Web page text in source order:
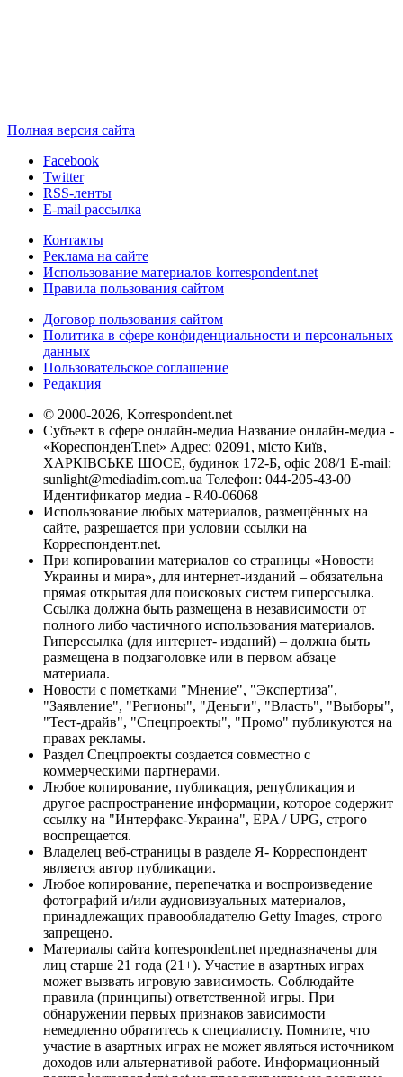
Полная версия сайта
Facebook
Twitter
RSS-ленты
E-mail рассылка
Контакты
Реклама на сайте
Использование материалов korrespondent.net
Правила пользования сайтом
Договор пользования сайтом
Политика в сфере конфиденциальности и персональных
данных
Пользовательское соглашение
Редакция
© 2000-2026, Korrespondent.net
Субъект в сфере онлайн-медиа Название онлайн-медиа -
«КореспонденТ.net» Адрес: 02091, місто Київ,
ХАРКІВСЬКЕ ШОСЕ, будинок 172-Б, офіс 208/1 E-mail:
sunlight@mediadim.com.ua Телефон: 044-205-43-00
Идентификатор медиа - R40-06068
Использование любых материалов, размещённых на
сайте, разрешается при условии ссылки на
Корреспондент.net.
При копировании материалов со страницы «Новости
Украины и мира», для интернет-изданий – обязательна
прямая открытая для поисковых систем гиперссылка.
Ссылка должна быть размещена в независимости от
полного либо частичного использования материалов.
Гиперссылка (для интернет- изданий) – должна быть
размещена в подзаголовке или в первом абзаце
материала.
Новости с пометками "Мнение", "Экспертиза",
"Заявление", "Регионы", "Деньги", "Власть", "Выборы",
"Тест-драйв", "Спецпроекты", "Промо" публикуются на
правах рекламы.
Раздел Спецпроекты создается совместно с
коммерческими партнерами.
Любое копирование, публикация, републикация и
другое распространение информации, которое содержит
ссылку на "Интерфакс-Украина", EPA / UPG, строго
воспрещается.
Владелец веб-страницы в разделе Я- Корреспондент
является автор публикации.
Любое копирование, перепечатка и воспроизведение
фотографий и/или аудиовизуальных материалов,
принадлежащих правообладателю Getty Images, строго
запрещено.
Материалы сайта korrespondent.net предназначены для
лиц старше 21 года (21+). Участие в азартных играх
может вызвать игровую зависимость. Соблюдайте
правила (принципы) ответственной игры. При
обнаружении первых признаков зависимости
немедленно обратитесь к специалисту. Помните, что
участие в азартных играх не может являться источником
доходов или альтернативой работе. Информационный